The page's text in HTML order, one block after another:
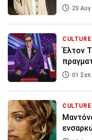
20 Αυγ
CULTURE
Έλτον
01 Σεπ
CULTURE